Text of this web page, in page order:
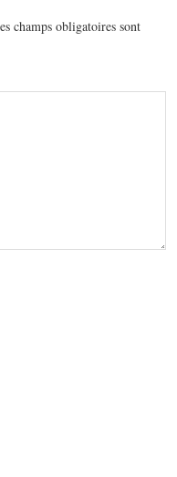
champs obligatoires sont